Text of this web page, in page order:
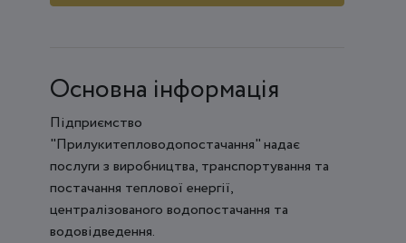
Основна інформація
Підприємство
"Прилукитепловодопостачання" надає
послуги з виробництва, транспортування та
постачання теплової енергії,
централізованого водопостачання та
водовідведення.